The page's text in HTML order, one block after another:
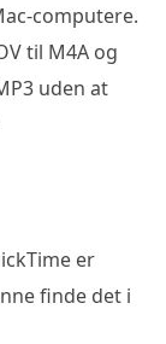
computere.
til M4A og
uden at
er
finde det i